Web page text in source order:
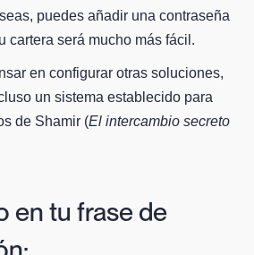
puedes añadir una contraseña
cartera será mucho más fácil.
en configurar otras soluciones,
un sistema establecido para
de Shamir (El intercambio secreto
en tu frase de